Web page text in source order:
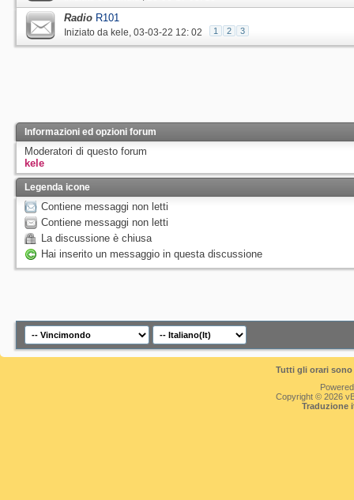
Radio R101
Iniziato da kele‎, 03-03-22 12: 02 1 2 3
Informazioni ed opzioni forum
Moderatori di questo forum
kele
Legenda icone
Contiene messaggi non letti
Contiene messaggi non letti
La discussione è chiusa
Hai inserito un messaggio in questa discussione
Tutti gli orari
Copyright © 2026
Traduzione